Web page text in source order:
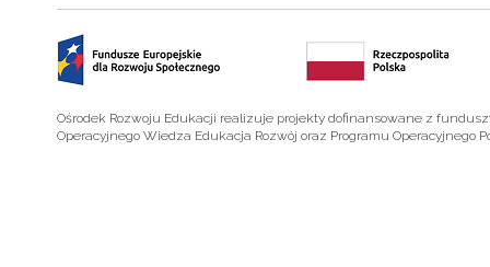
Ośrodek Rozwoju Edukacji realizuje projekty dofinansowane z
Operacyjnego Wiedza Edukacja Rozwój oraz Programu Operacyjnego